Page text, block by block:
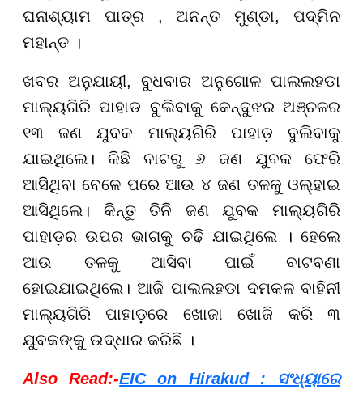
ଘନାଶ୍ୟାମ ପାତ୍ର , ଅନନ୍ତ ମୁଣ୍ଡା, ପଦ୍ମିନ
ମହାନ୍ତ ।
ଖବର ଅନୁଯାୟୀ, ବୁଧବାର ଅନୁଗୋଳ ପାଲଲହଡା
ମାଲ୍ୟଗିରି ପାହାଡ ବୁଲିବାକୁ କେନ୍ଦୁଝର ଅଞ୍ଚଳର
୧୩ ଜଣ ଯୁବକ ମାଲ୍ୟଗିରି ପାହାଡ଼ ବୁଲିବାକୁ
ଯାଇଥିଲେ। କିଛି ବାଟରୁ ୬ ଜଣ ଯୁବକ ଫେରି
ଆସିଥିବା ବେଳେ ପରେ ଆଉ ୪ ଜଣ ତଳକୁ ଓଲ୍ହାଇ
ଆସିଥିଲେ। କିନ୍ତୁ ତିନି ଜଣ ଯୁବକ ମାଲ୍ୟଗିରି
ପାହାଡ଼ର ଉପର ଭାଗକୁ ଚଢି ଯାଇଥିଲେ । ହେଲେ
ଆଉ ତଳକୁ ଆସିବା ପାଇଁ ବାଟବଣା
ହୋଇଯାଇଥିଲେ। ଆଜି ପାଲଲହଡା ଦମକଳ ବାହିନୀ
ମାଲ୍ୟଗିରି ପାହାଡ଼ରେ ଖୋଜା ଖୋଜି କରି ୩
ଯୁବକଙ୍କୁ ଉଦ୍ଧାର କରିଛି ।
Also Read:-EIC on Hirakud : ସଂଧ୍ୟାରେ